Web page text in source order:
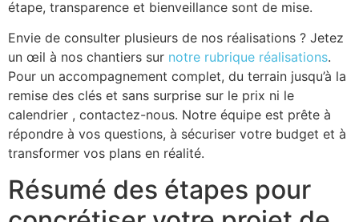
étape, transparence et bienveillance sont de mise.
Envie de consulter plusieurs de nos réalisations ? Jetez
un œil à nos chantiers sur notre rubrique réalisations.
Pour un accompagnement complet, du terrain jusqu’à la
remise des clés et sans surprise sur le prix ni le
calendrier , contactez-nous. Notre équipe est prête à
répondre à vos questions, à sécuriser votre budget et à
transformer vos plans en réalité.
Résumé des étapes pour